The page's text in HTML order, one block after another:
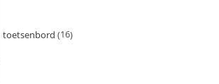
toetsenbord 16